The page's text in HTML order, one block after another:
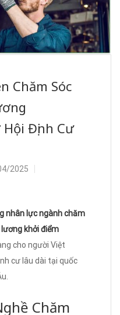
Chăm Sóc
Định Cư
2025
nhân lực ngành chăm
khởi điểm
cho người Việt
cư lâu dài tại quốc
Chăm